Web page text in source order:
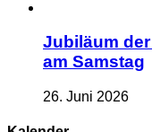
Jubiläum
am Samstag
26. Juni 2026